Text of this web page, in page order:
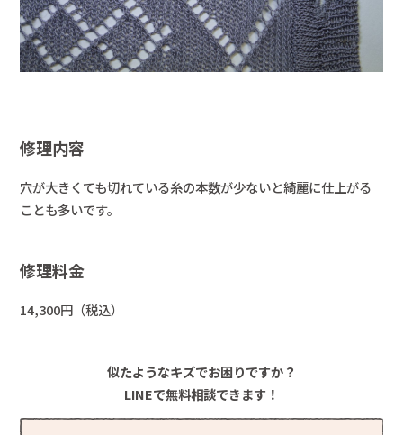
修理内容
穴が大きくても切れている糸の本数が少ないと綺麗に仕上がる
ことも多いです。
修理料金
14,300円（税込）
似たようなキズでお困りですか？
LINEで無料相談できます！